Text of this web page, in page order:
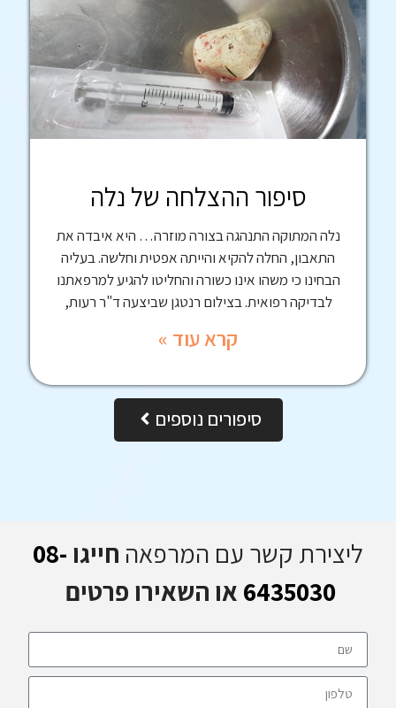
סיפור ההצלחה של נלה
נלה המתוקה התנהגה בצורה מוזרה… היא איבדה את
התאבון, החלה להקיא והייתה אפטית וחלשה. בעליה
הבחינו כי משהו אינו כשורה והחליטו להגיע למרפאתנו
לבדיקה רפואית. בצילום רנטגן שביצעה ד"ר רעות,
קרא עוד »
סיפורים נוספים
ליצירת קשר עם המרפאה חייגו 08-
6435030 או השאירו פרטים